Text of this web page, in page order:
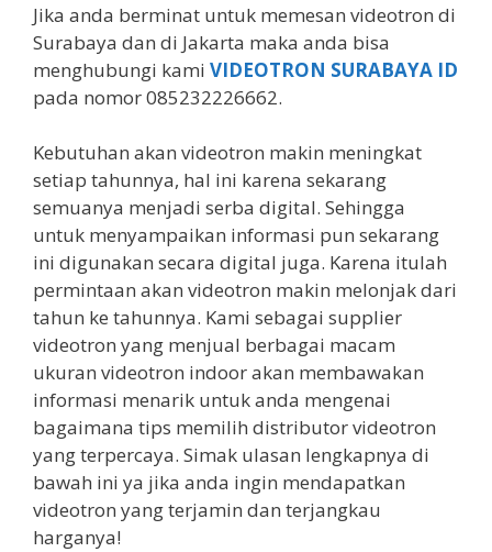
Jika anda berminat untuk memesan videotron di
Surabaya dan di Jakarta maka anda bisa
menghubungi kami VIDEOTRON SURABAYA ID
pada nomor 085232226662.
Kebutuhan akan videotron makin meningkat
setiap tahunnya, hal ini karena sekarang
semuanya menjadi serba digital. Sehingga
untuk menyampaikan informasi pun sekarang
ini digunakan secara digital juga. Karena itulah
permintaan akan videotron makin melonjak dari
tahun ke tahunnya. Kami sebagai supplier
videotron yang menjual berbagai macam
ukuran videotron indoor akan membawakan
informasi menarik untuk anda mengenai
bagaimana tips memilih distributor videotron
yang terpercaya. Simak ulasan lengkapnya di
bawah ini ya jika anda ingin mendapatkan
videotron yang terjamin dan terjangkau
harganya!